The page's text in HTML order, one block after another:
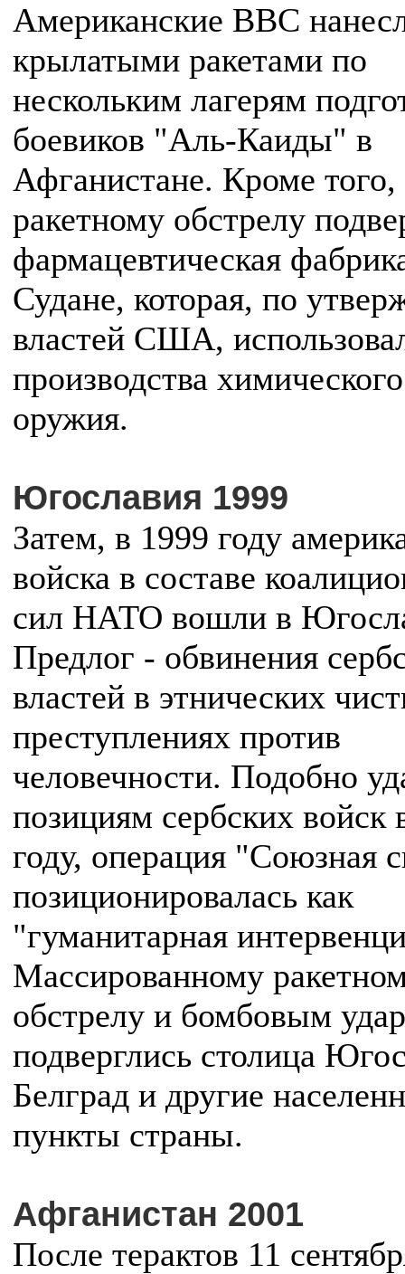
Американские ВВС
крылатыми ракетами по
нескольким лагерям
боевиков "Аль-Каиды" в
Афганистане. Кроме того,
ракетному обстрелу
фармацевтическая
Судане, которая, по
властей США,
производства химического
оружия.
Югославия 1999
Затем, в 1999 году
войска в составе
сил НАТО вошли в
Предлог - обвинения
властей в этнических
преступлениях против
человечности. Подобно
позициям сербских войск
году, операция "Союзная
позиционировалась как
"гуманитарная
Массированному
обстрелу и бомбовым
подверглись столица
Белград и другие
пункты страны.
Афганистан 2001
После терактов 11